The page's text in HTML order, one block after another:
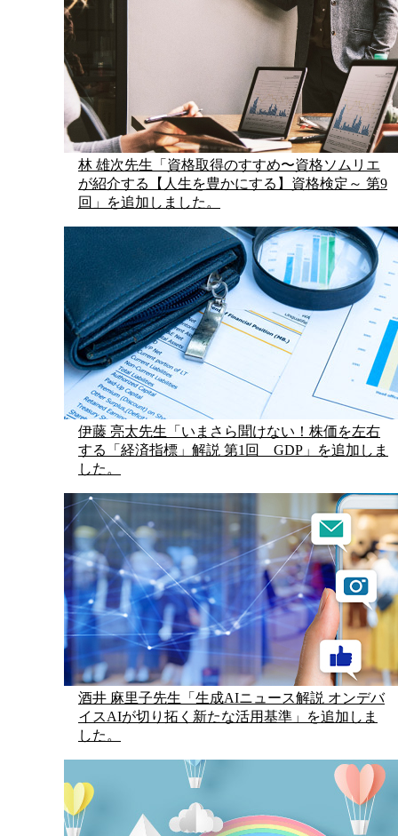
林 雄次先生「資格取得のすすめ〜資格ソムリエ
が紹介する【人生を豊かにする】資格検定～ 第9
回」を追加しました。
伊藤 亮太先生「いまさら聞けない！株価を左右
する「経済指標」解説 第1回 GDP」を追加しま
した。
酒井 麻里子先生「生成AIニュース解説 オンデバ
イスAIが切り拓く新たな活用基準」を追加しま
した。